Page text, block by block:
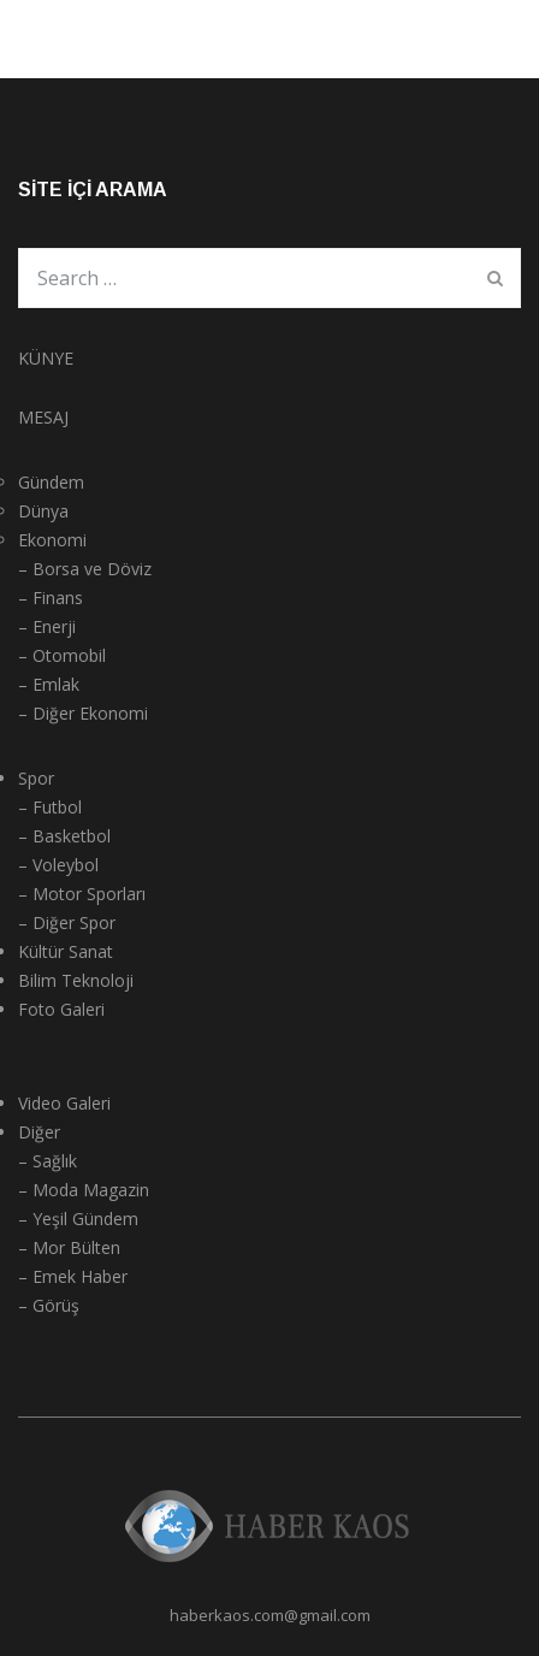
SITE İÇI ARAMA
KÜNYE
MESAJ
Gündem
Dünya
Ekonomi
– Borsa ve Döviz
– Finans
– Enerji
– Otomobil
– Emlak
– Diğer Ekonomi
Spor
– Futbol
– Basketbol
– Voleybol
– Motor Sporları
– Diğer Spor
Kültür Sanat
Bilim Teknoloji
Foto Galeri
Video Galeri
Diğer
– Sağlık
– Moda Magazin
– Yeşil Gündem
– Mor Bülten
– Emek Haber
– Görüş
haberkaos.com@gmail.com